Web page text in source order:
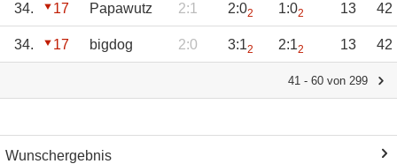
34. 17 Papawutz 2:1 2:02 1:02 13 42
34. 17 bigdog 2:0 3:12 2:12 13 42
41 - 60 von 299
Wunschergebnis